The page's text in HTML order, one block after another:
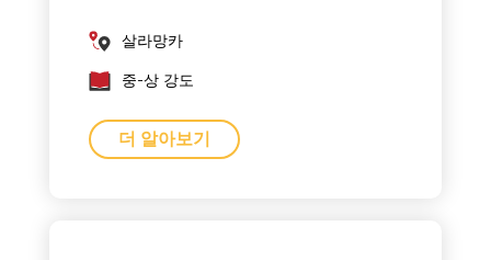
살라망카
중-상 강도
더 알아보기